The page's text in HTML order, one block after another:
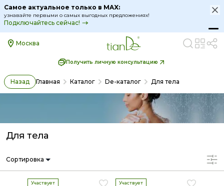
Самое актуальное только в MAX:
узнавайте первыми о самых выгодных предложениях!
Подключайтесь сейчас!
Москва
Получить личную консультацию
Назад Главная Каталог De-каталог Для тела
Для тела
Сортировка
Участвует
Участвует